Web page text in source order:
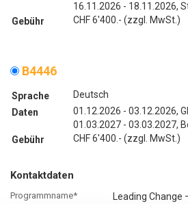
16.11.2026 - 18.11.2026,
Gebühr
CHF 6'400.- (zzgl. MwSt.)
B4446
Sprache
Deutsch
Daten
01.12.2026 - 03.12.2026,
01.03.2027 - 03.03.2027,
Gebühr
CHF 6'400.- (zzgl. MwSt.)
Kontaktdaten
Programmname*
Leading Change